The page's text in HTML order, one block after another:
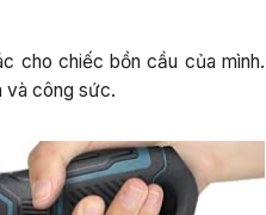
cho chiếc bồn cầu của mình.
và công sức.